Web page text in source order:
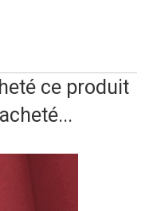
ce produit